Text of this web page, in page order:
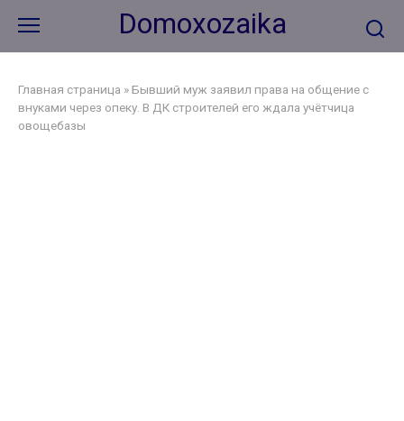
контенту
Domoxozaika
Главная страница »Бывший муж заявил права на общение с
внуками через опеку. В ДК строителей его ждала учётчица
овощебазы